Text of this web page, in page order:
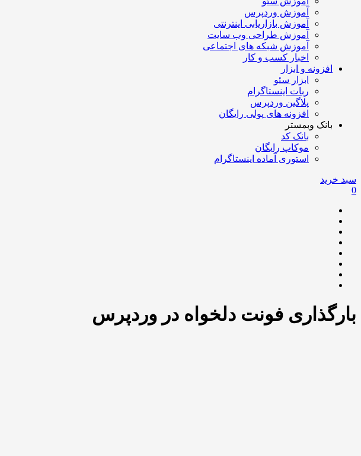
آموزش وردپرس
آموزش بازاریابی اینترنتی
آموزش طراحی وب سایت
آموزش شبکه های اجتماعی
اخبار کسب و کار
افزونه و ابزار
ابزار سئو
ربات اینستاگرام
پلاگین وردپرس
افزونه های پولی رایگان
بانک وبمستر
بانک کد
موکاپ رایگان
استوری آماده اینستاگرام
سبد خرید
0
بارگذاری فونت دلخواه در وردپرس